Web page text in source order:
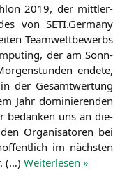
2019, der mitt­ler­
von SETI.Germany
Team­wett­be­werbs
der am Sonn­
ende­te,
der Gesamt­wer­tung
Jahr domi­nie­ren­den
bedan­ken uns an die­
Orga­ni­sa­to­ren bei
im nächs­ten
(…) Wei­ter­le­sen »